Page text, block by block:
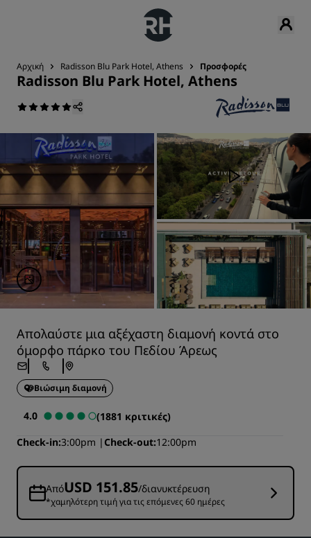
Αρχική Radisson Blu Park Hotel, Athens Προσφορές
Radisson Blu Park Hotel, Athens
Απολαύστε μια αξέχαστη διαμονή κοντά στο
όμορφο πάρκο του Πεδίου Άρεως
Βιώσιμη διαμονή
4.0
(1881 κριτικές)
Check-in 3:00pm Check-out 12:00pm
ΑπόUSD 151.85/διανυκτέρευση
*χαμηλότερη τιμή για τις επόμενες 60 ημέρες